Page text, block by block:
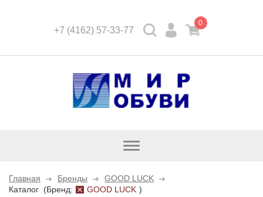
+7 (4162) 57-33-77
0
Открыть
Главная Бренды
GOOD LUCK
Каталог (Бренд: GOOD LUCK )